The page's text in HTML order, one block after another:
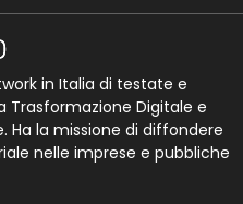
in Italia di testate e
Trasformazione Digitale e
Ha la missione di diffondere
nelle imprese e pubbliche